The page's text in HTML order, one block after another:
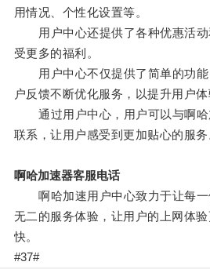
用情况、个性化设置等。
用户中心还提供了各种优惠活动
受更多的福利。
用户中心不仅提供了简单的功能
户反馈不断优化服务，以提升用户体
通过用户中心，用户可以与啊哈
联系，让用户感受到更加贴心的服务
啊哈加速器客服电话
啊哈加速用户中心致力于让每一
无二的服务体验，让用户的上网体
快。
#37#